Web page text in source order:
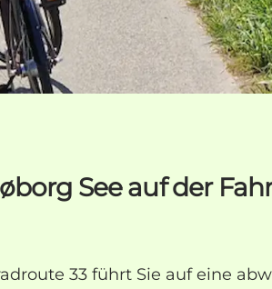
See auf der
33 führt Sie auf eine